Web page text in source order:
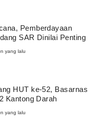
Pemberdayaan
SAR Dinilai Penting
yang lalu
HUT ke-52, Basarnas
Kantong Darah
yang lalu